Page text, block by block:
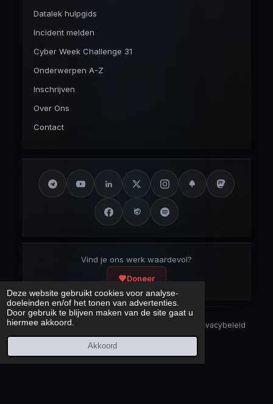
Deze website gebruikt cookies voor analyse-
doeleinden en/of het tonen van advertenties.
Door gebruik te blijven maken van de site gaat u
hiermee akkoord.
Akkoord
Datalek hulpgids
Incident melden
Cyber Week Challenge 31
Onderwerpen A-Z
Inschrijven
Over Ons
Contact
Vind je ons werk waardevol?
Doneer
Security Disclaimer
Privacybeleid
CookieverklaringSitemap
Laatst bijgewerkt: